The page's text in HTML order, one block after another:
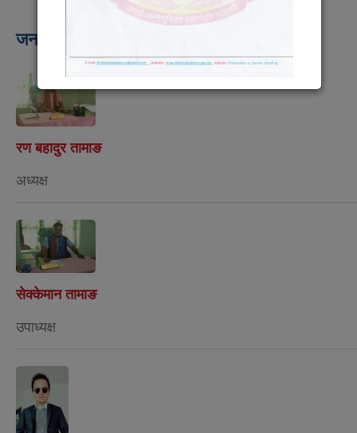
जन प्रतिनिधि
रण बहादुर तामाङ
अध्यक्ष
सेक्केमान तामाङ
उपाध्यक्ष